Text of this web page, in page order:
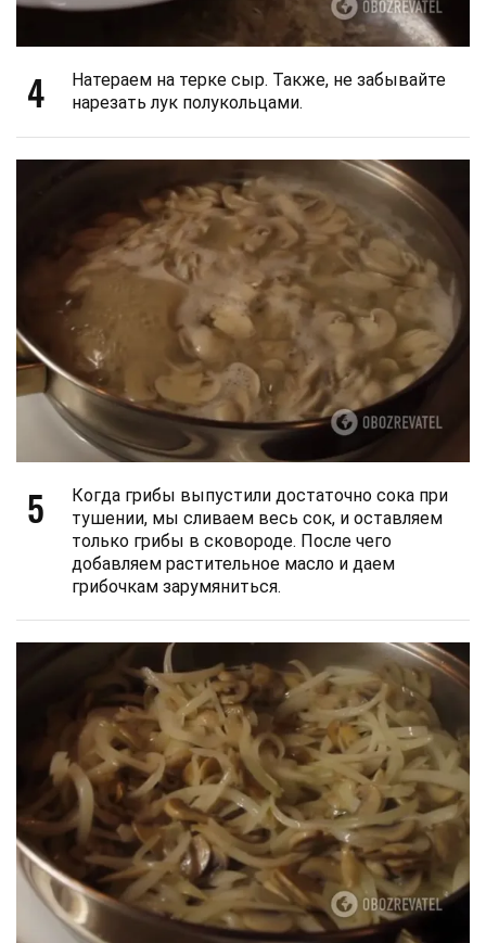
4
Натераем на терке сыр. Также, не забывайте
нарезать лук полукольцами.
5
Когда грибы выпустили достаточно сока при
тушении, мы сливаем весь сок, и оставляем
только грибы в сковороде. После чего
добавляем растительное масло и даем
грибочкам зарумяниться.